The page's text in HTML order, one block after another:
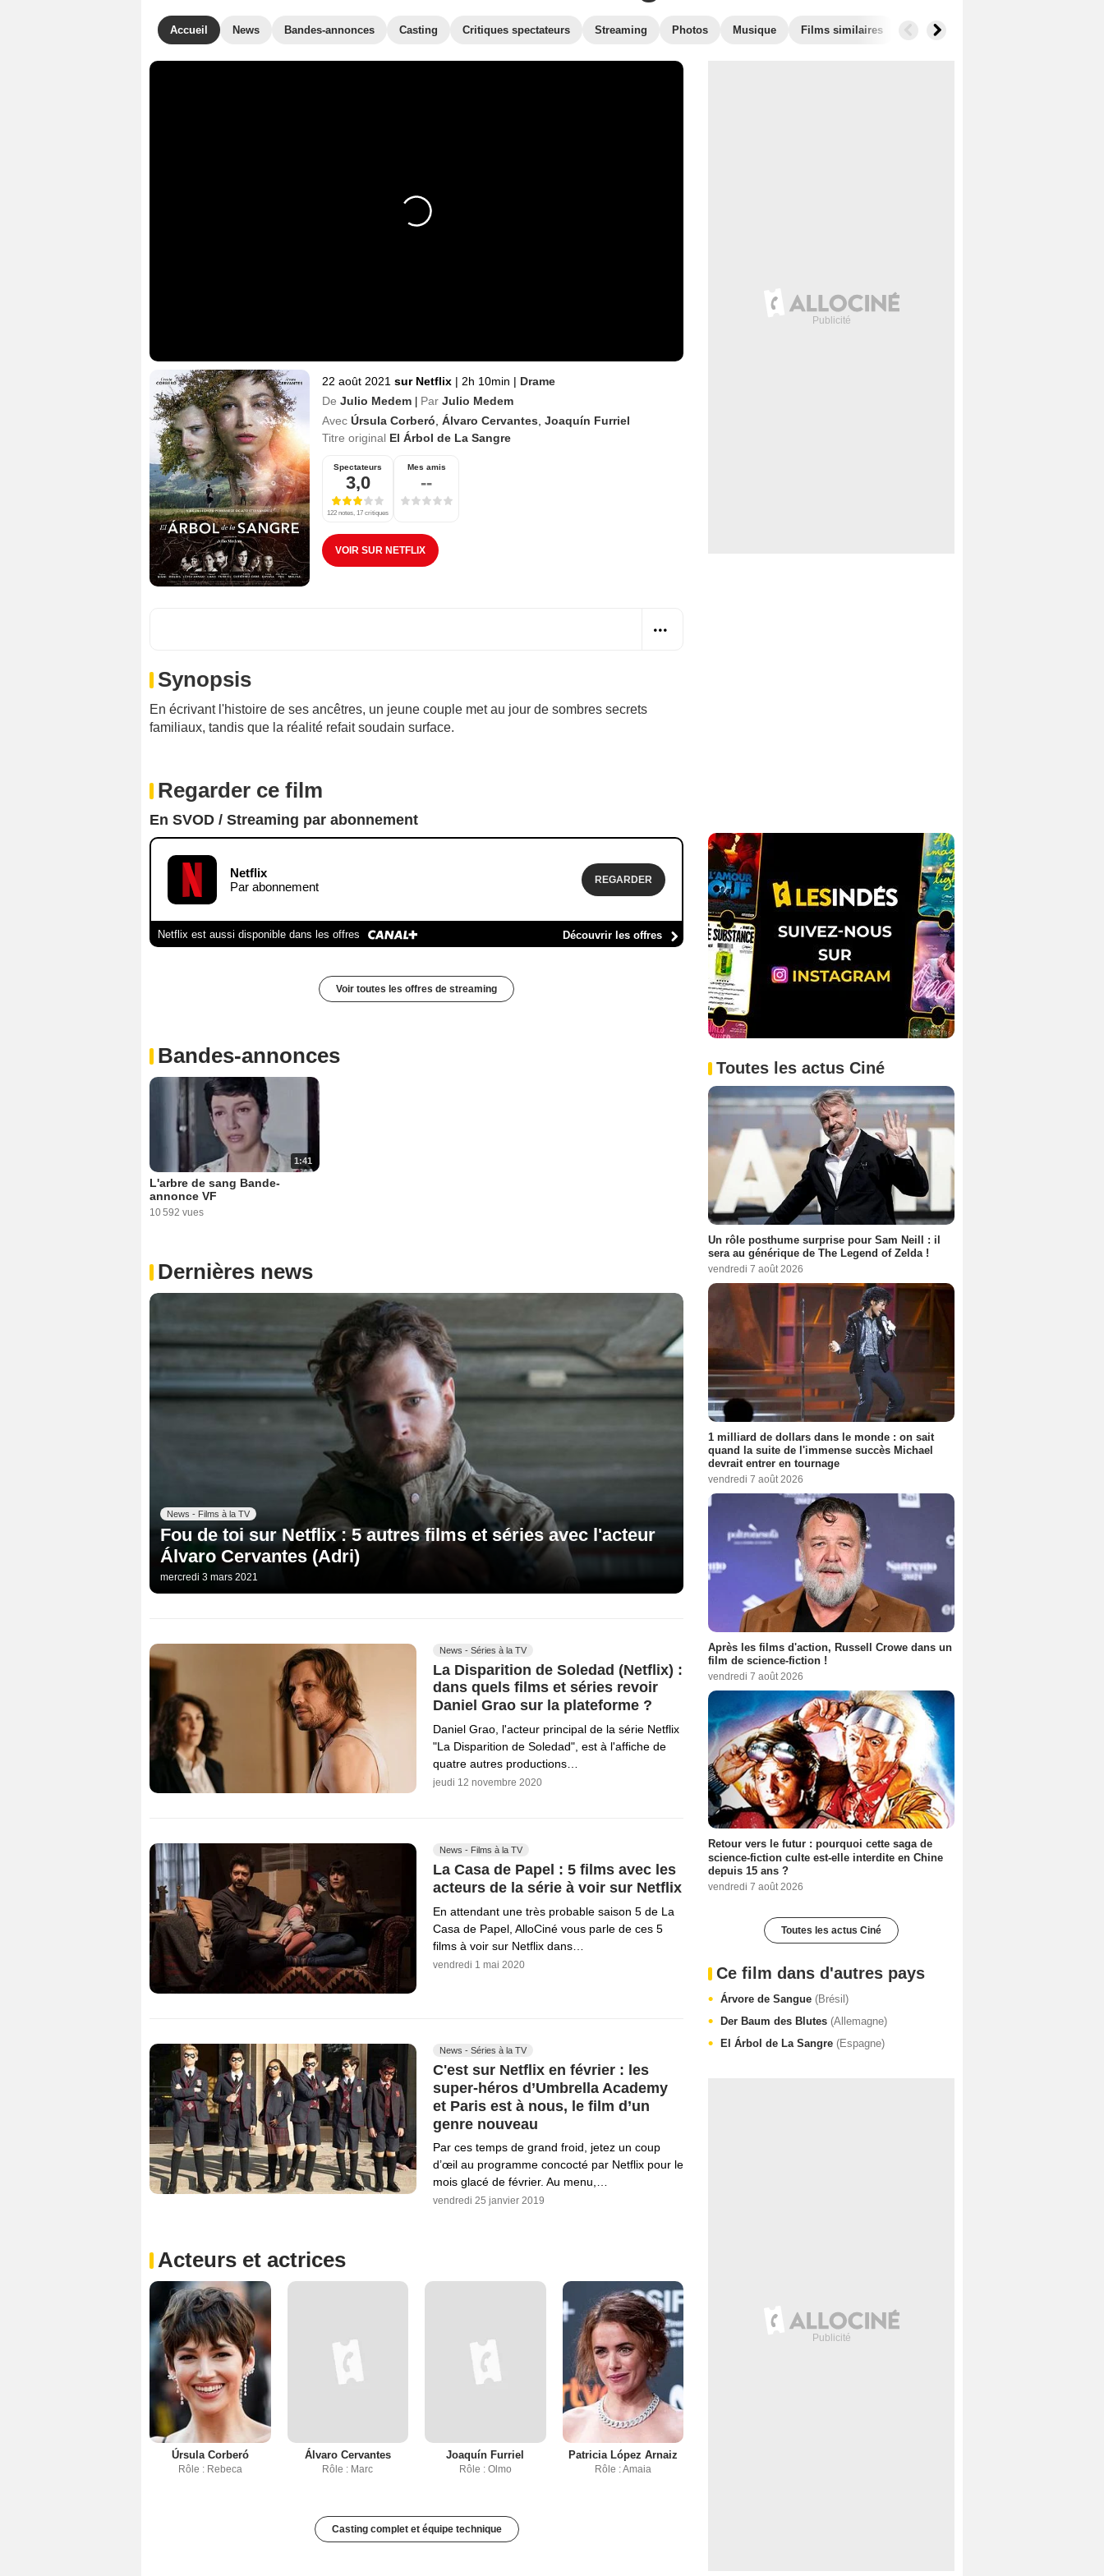
Accueil News Bandes-annonces Casting Critiques spectateurs Streaming Photos Musique Films similaires
22 août 2021 sur Netflix | 2h 10min | Drame
De Julio Medem | Par Julio Medem
Avec Úrsula Corberó Álvaro Cervantes Joaquín Furriel
Titre original El Árbol de La Sangre
Spectateurs
3,0
122 notes, 17 critiques
Mes amis
--
VOIR SUR NETFLIX
Synopsis
En écrivant l'histoire de ses ancêtres, un jeune couple met au jour de sombres secrets
familiaux, tandis que la réalité refait soudain surface.
Regarder ce film
En SVOD / Streaming par abonnement
Netflix
Par abonnement
REGARDER
Netflix est aussi disponible dans les offres Découvrir les offres
Voir toutes les offres de streaming
Bandes-annonces
1:41
L'arbre de sang Bande-
annonce VF
10 592 vues
Dernières news
News - Films à la TV
Fou de toi sur Netflix : 5 autres films et séries avec l'acteur
Álvaro Cervantes (Adri)
mercredi 3 mars 2021
News - Séries à la TV
La Disparition de Soledad (Netflix) :
dans quels films et séries revoir
Daniel Grao sur la plateforme ?
Daniel Grao, l'acteur principal de la série Netflix
"La Disparition de Soledad", est à l'affiche de
quatre autres productions…
jeudi 12 novembre 2020
News - Films à la TV
La Casa de Papel : 5 films avec les
acteurs de la série à voir sur Netflix
En attendant une très probable saison 5 de La
Casa de Papel, AlloCiné vous parle de ces 5
films à voir sur Netflix dans…
vendredi 1 mai 2020
News - Séries à la TV
C'est sur Netflix en février : les
super-héros d’Umbrella Academy
et Paris est à nous, le film d’un
genre nouveau
Par ces temps de grand froid, jetez un coup
d’œil au programme concocté par Netflix pour le
mois glacé de février. Au menu,…
vendredi 25 janvier 2019
Acteurs et actrices
Úrsula Corberó
Rôle : Rebeca
Álvaro Cervantes
Rôle : Marc
Joaquín Furriel
Rôle : Olmo
Patricia López Arnaiz
Rôle : Amaia
Casting complet et équipe technique
Toutes les actus Ciné
Un rôle posthume surprise pour Sam Neill : il
sera au générique de The Legend of Zelda !
vendredi 7 août 2026
1 milliard de dollars dans le monde : on sait
quand la suite de l'immense succès Michael
devrait entrer en tournage
vendredi 7 août 2026
Après les films d'action, Russell Crowe dans un
film de science-fiction !
vendredi 7 août 2026
Retour vers le futur : pourquoi cette saga de
science-fiction culte est-elle interdite en Chine
depuis 15 ans ?
vendredi 7 août 2026
Toutes les actus Ciné
Ce film dans d'autres pays
Árvore de Sangue (Brésil)
Der Baum des Blutes (Allemagne)
El Árbol de La Sangre (Espagne)